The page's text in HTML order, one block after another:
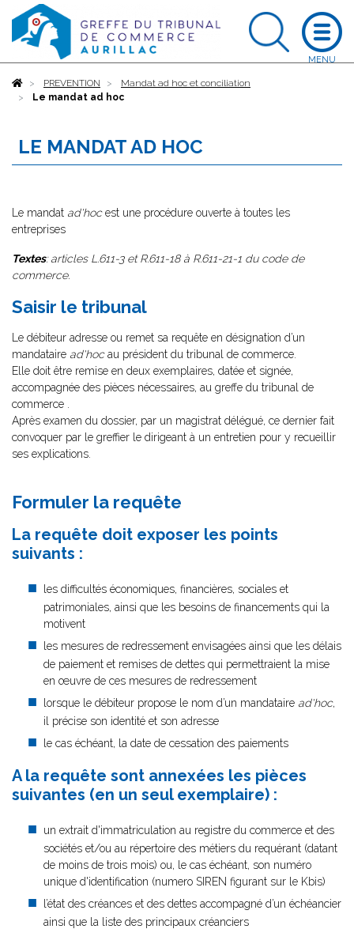
AccueilPREVENTION
Mandat ad hoc et conciliation
Le mandat ad hoc
LE MANDAT AD HOC
Le mandat ad'hocest une procédure ouverte à toutes les
entreprises
Textes: articles L.611-3 et R.611-18 à R.611-21-1 du code de
commerce.
Saisir le tribunal
Le débiteur adresse ou remet sa requête en désignation d’un
mandataire ad'hocau président du tribunal de commerce.
Elle doit être remise en deux exemplaires, datée et signée,
accompagnée des pièces nécessaires, au greffe du tribunal de
commerce .
Après examen du dossier, par un magistrat délégué, ce dernier fait
convoquer par le greffier le dirigeant à un entretien pour y recueillir
ses explications.
Formuler la requête
La requête doit exposer les points
suivants :
les difficultés économiques, financières, sociales et
patrimoniales, ainsi que les besoins de financements qui la
motivent
les mesures de redressement envisagées ainsi que les délais
de paiement et remises de dettes qui permettraient la mise
en œuvre de ces mesures de redressement
lorsque le débiteur propose le nom d’un mandataire ad'hoc,
il précise son identité et son adresse
le cas échéant, la date de cessation des paiements
A la requête sont annexées les pièces
suivantes (en un seul exemplaire) :
un extrait d'immatriculation au registre du commerce et des
sociétés et/ou au répertoire des métiers du requérant (datant
de moins de trois mois) ou, le cas échéant, son numéro
unique d'identification (numero SIREN figurant sur le Kbis)
l’état des créances et des dettes accompagné d’un échéancier
ainsi que la liste des principaux créanciers